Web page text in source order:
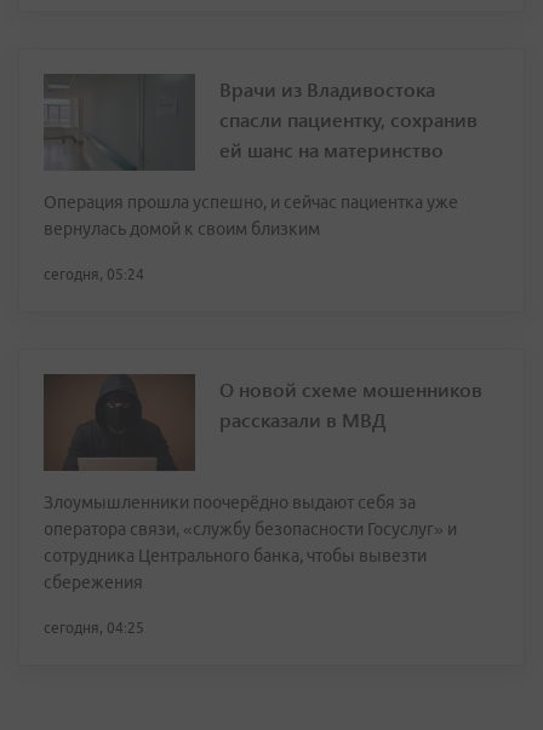
Врачи из Владивостока
спасли пациентку, сохранив
ей шанс на материнство
Операция прошла успешно, и сейчас пациентка уже
вернулась домой к своим близким
сегодня, 05:24
О новой схеме мошенников
рассказали в МВД
Злоумышленники поочерёдно выдают себя за
оператора связи, «службу безопасности Госуслуг» и
сотрудника Центрального банка, чтобы вывезти
сбережения
сегодня, 04:25